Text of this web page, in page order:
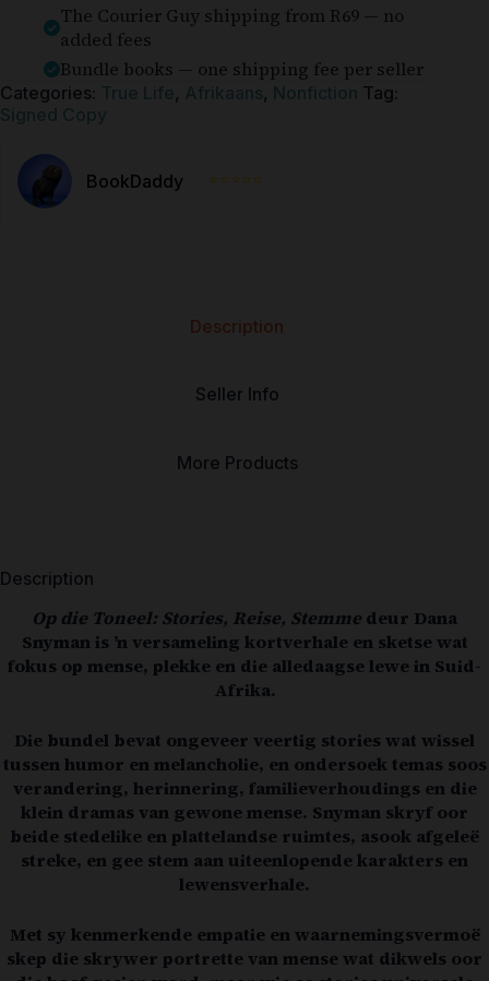
The Courier Guy shipping from R69 — no
added fees
Bundle books — one shipping fee per seller
Categories: True Life, Afrikaans, Nonfiction Tag:
Signed Copy
BookDaddy ⭐⭐⭐⭐⭐
Description
Seller Info
More Products
Description
Op die Toneel: Stories, Reise, Stemme deur Dana
Snyman is ’n versameling kortverhale en sketse wat
fokus op mense, plekke en die alledaagse lewe in Suid-
Afrika.
Die bundel bevat ongeveer veertig stories wat wissel
tussen humor en melancholie, en ondersoek temas soos
verandering, herinnering, familieverhoudings en die
klein dramas van gewone mense. Snyman skryf oor
beide stedelike en plattelandse ruimtes, asook afgeleë
streke, en gee stem aan uiteenlopende karakters en
lewensverhale.
Met sy kenmerkende empatie en waarnemingsvermoë
skep die skrywer portrette van mense wat dikwels oor